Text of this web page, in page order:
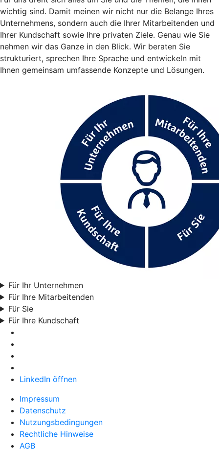
wichtig sind. Damit meinen wir nicht nur die Belange Ihres
Unternehmens, sondern auch die Ihrer Mitarbeitenden und
Ihrer Kundschaft sowie Ihre privaten Ziele. Genau wie Sie
nehmen wir das Ganze in den Blick. Wir beraten Sie
strukturiert, sprechen Ihre Sprache und entwickeln mit
Ihnen gemeinsam umfassende Konzepte und Lösungen.
Für Ihr Unternehmen
Für Ihre Mitarbeitenden
Für Sie
Für Ihre Kundschaft
LinkedIn öffnen
Impressum
Datenschutz
Nutzungsbedingungen
Rechtliche Hinweise
AGB